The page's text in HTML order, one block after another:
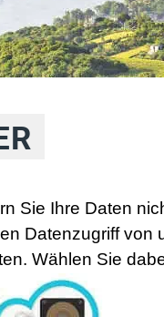
Sie Ihre Daten
Datenzugriff von
Wählen Sie